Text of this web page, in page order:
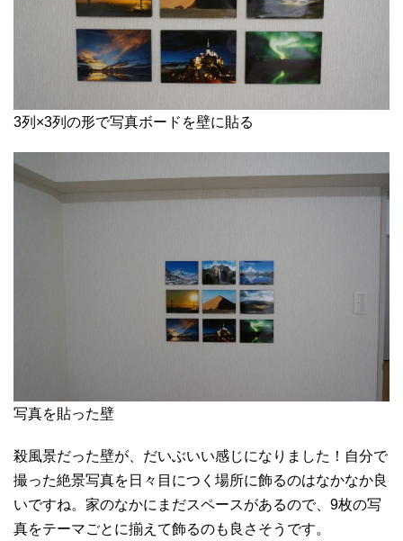
3列×3列の形で写真ボードを壁に貼る
写真を貼った壁
殺風景だった壁が、だいぶいい感じになりました！自分で
撮った絶景写真を日々目につく場所に飾るのはなかなか良
いですね。家のなかにまだスペースがあるので、9枚の写
真をテーマごとに揃えて飾るのも良さそうです。